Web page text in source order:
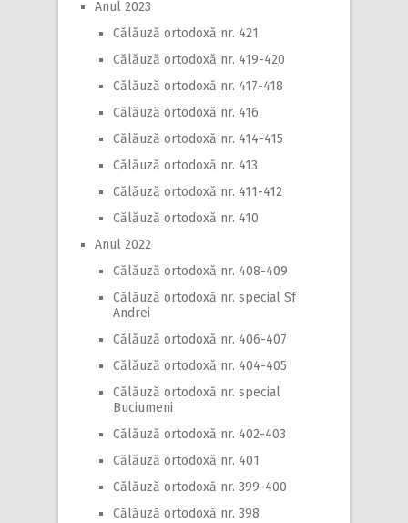
Anul 2023
Călăuză ortodoxă nr. 421
Călăuză ortodoxă nr. 419-420
Călăuză ortodoxă nr. 417-418
Călăuză ortodoxă nr. 416
Călăuză ortodoxă nr. 414-415
Călăuză ortodoxă nr. 413
Călăuză ortodoxă nr. 411-412
Călăuză ortodoxă nr. 410
Anul 2022
Călăuză ortodoxă nr. 408-409
Călăuză ortodoxă nr. special Sf
Andrei
Călăuză ortodoxă nr. 406-407
Călăuză ortodoxă nr. 404-405
Călăuză ortodoxă nr. special
Buciumeni
Călăuză ortodoxă nr. 402-403
Călăuză ortodoxă nr. 401
Călăuză ortodoxă nr. 399-400
Călăuză ortodoxă nr. 398